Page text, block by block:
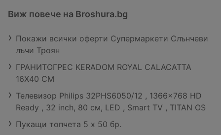
Виж повече на Broshura.bg
Покажи всички оферти Супермаркети Слънчеви
лъчи Троян
ГРАНИТОГРЕС KERADOM ROYAL CALACATTA
16X40 CM
Телевизор Philips 32PHS6050/12 , 1366x768 HD
Ready , 32 inch, 80 см, LED , Smart TV , TITAN OS
Пукащи топчета 5 х 50 бр.